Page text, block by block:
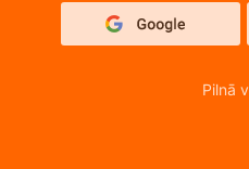
Pilnā